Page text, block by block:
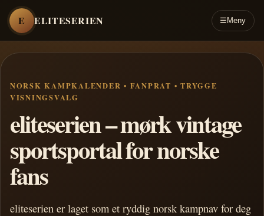
E ELITESERIEN ☰ Meny
NORSK KAMPKALENDER • FANPRAT • TRYGGE
VISNINGSVALG
eliteserien – mørk vintage
sportsportal for norske
fans
eliteserien er laget som et ryddig norsk kampnav for deg